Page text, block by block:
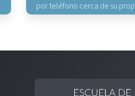
por teléfono cerca de su